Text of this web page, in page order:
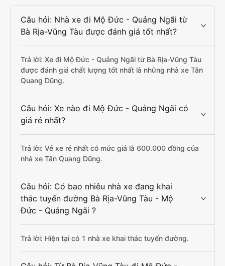
Câu hỏi: Nhà xe đi Mộ Đức - Quảng Ngãi từ
Bà Rịa-Vũng Tàu được đánh giá tốt nhất?
Trả lời: Xe đi Mộ Đức - Quảng Ngãi từ Bà Rịa-Vũng Tàu
được đánh giá chất lượng tốt nhất là những nhà xe Tân
Quang Dũng.
Câu hỏi: Xe nào đi Mộ Đức - Quảng Ngãi có
giá rẻ nhất?
Trả lời: Vé xe rẻ nhất có mức giá là 600.000 đồng của
nhà xe Tân Quang Dũng.
Câu hỏi: Có bao nhiêu nhà xe đang khai
thác tuyến đường Bà Rịa-Vũng Tàu - Mộ
Đức - Quảng Ngãi ?
Trả lời: Hiện tại có 1 nhà xe khai thác tuyến đường.